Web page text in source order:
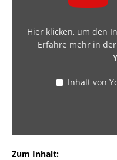
Hier klicken, um den
Erfahre mehr in der
Inhalt von
Zum Inhalt: